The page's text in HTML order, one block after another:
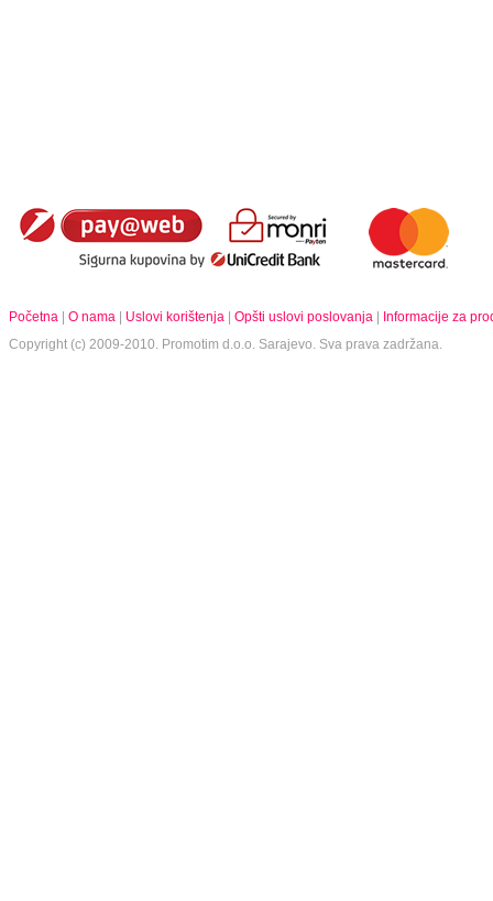
Početna O nama Uslovi korištenja Opšti uslovi poslovanja
Informacije za
Copyright (c) 2009-2010. Promotim d.o.o. Sarajevo. Sva prava zadržana.